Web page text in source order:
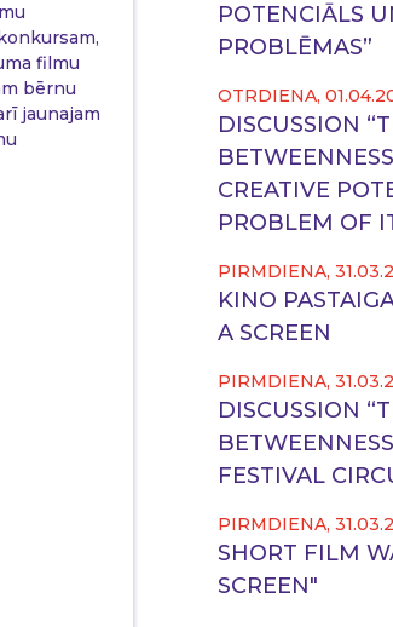
filmu
bērnu
jaunajam
POTENCIĀLS
PROBLĒMAS”
OTRDIENA,
DISCUSSION
CREATIVE
PROBLEM OF
PIRMDIENA,
KINO
A SCREEN
PIRMDIENA,
DISCUSSION
FESTIVAL
PIRMDIENA,
SHORT FILM
SCREEN"